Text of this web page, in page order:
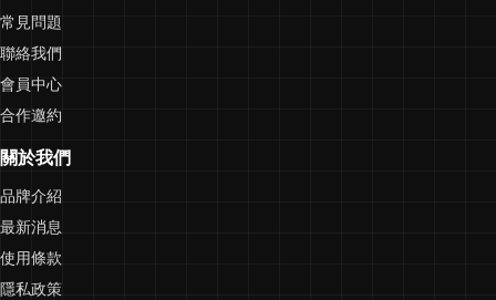
常見問題
聯絡我們
會員中心
合作邀約
關於我們
品牌介紹
最新消息
使用條款
隱私政策